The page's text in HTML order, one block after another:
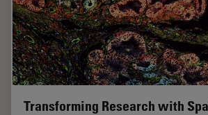
Transforming Research with